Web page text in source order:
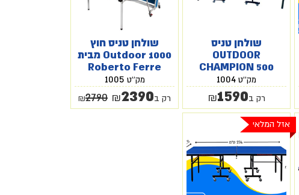
שולחן טניס
OUTDOOR
CHAMPION 500
רוברטו פרה
מק''ט 1004
רק ב ₪1590
שולחן טניס חוץ
Outdoor 1000 מבית
Roberto Ferre
מק''ט 1005
רק ב ₪2390
₪2790
אזל המלאי